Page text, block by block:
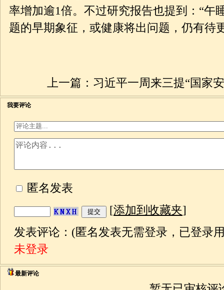
率增加逾1倍。不过研究报告也提到：“午
题的早期象征，或健康将出问题，仍有待
上一篇： 习近平一周来三提“国家
我要评论
匿名发表
[添加到收藏夹]
发表评论：(匿名发表无需登录，已登录
未登录
最新评论